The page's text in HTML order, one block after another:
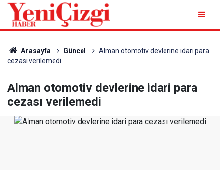
Anasayfa Güncel
Alman otomotiv devlerine idari para
cezası verilemedi
Alman otomotiv devlerine idari para
cezası verilemedi